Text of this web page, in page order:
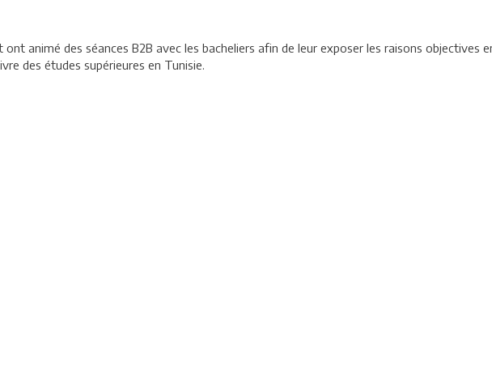
animé des séances B2B avec les bacheliers afin de leur exposer les raisons objectives
des études supérieures en Tunisie.